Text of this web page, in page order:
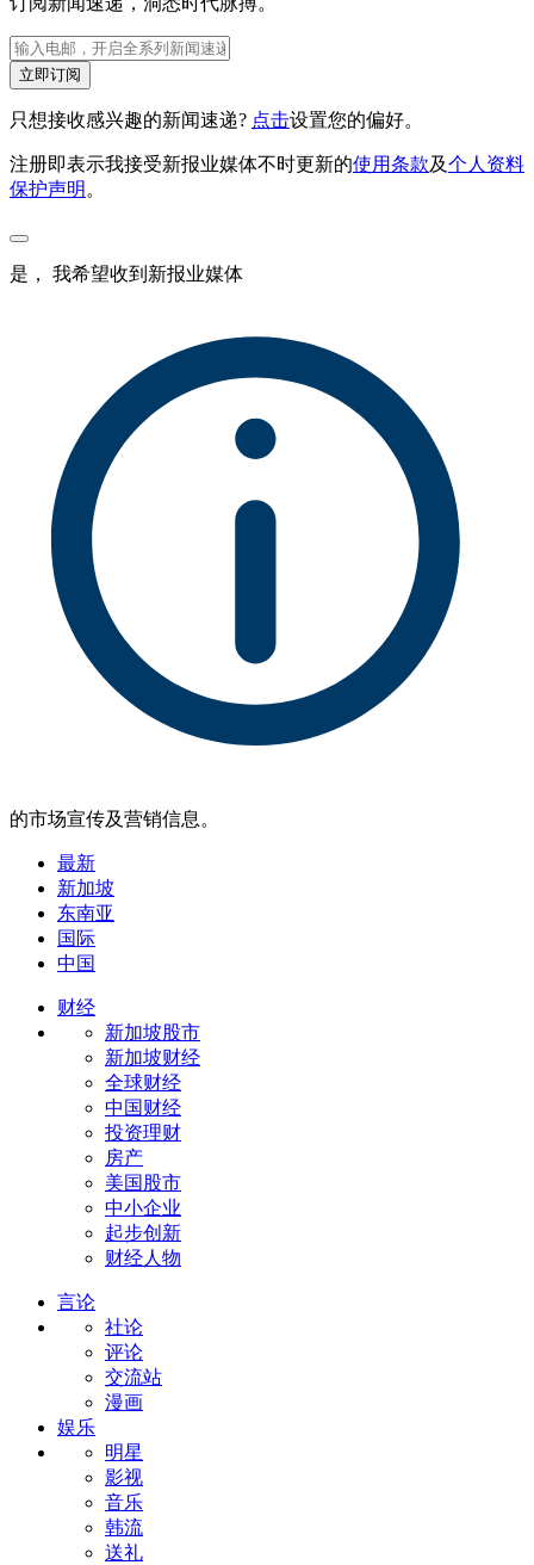
立即订阅
只想接收感兴趣的新闻速递? 点击设置您的偏好。
注册即表示我接受新报业媒体不时更新的使用条款及个人资料
保护声明 。
是， 我希望收到新报业媒体
的市场宣传及营销信息。
最新
新加坡
东南亚
国际
中国
财经
新加坡股市
新加坡财经
全球财经
中国财经
投资理财
房产
美国股市
中小企业
起步创新
财经人物
言论
社论
评论
交流站
漫画
娱乐
明星
影视
音乐
韩流
送礼